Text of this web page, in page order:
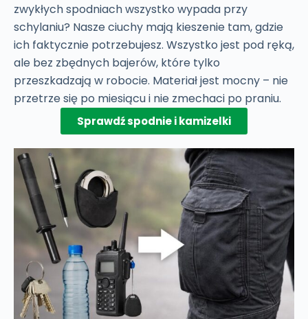
zwykłych spodniach wszystko wypada przy
schylaniu? Nasze ciuchy mają kieszenie tam, gdzie
ich faktycznie potrzebujesz. Wszystko jest pod ręką,
ale bez zbędnych bajerów, które tylko
przeszkadzają w robocie. Materiał jest mocny – nie
przetrze się po miesiącu i nie zmechaci po praniu.
Sprawdź spodnie i kamizelki